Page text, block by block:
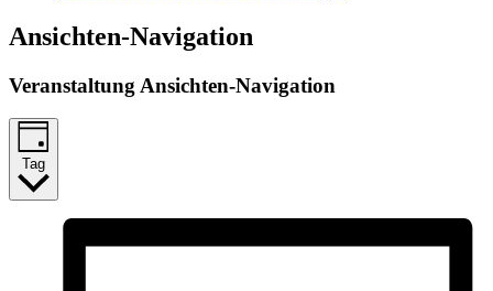
Ansichten-Navigation
Veranstaltung Ansichten-Navigation
Tag